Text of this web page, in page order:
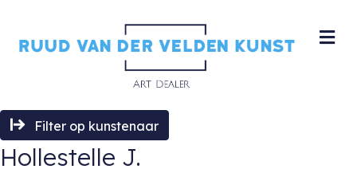
Filter op kunstenaar
Hollestelle J.